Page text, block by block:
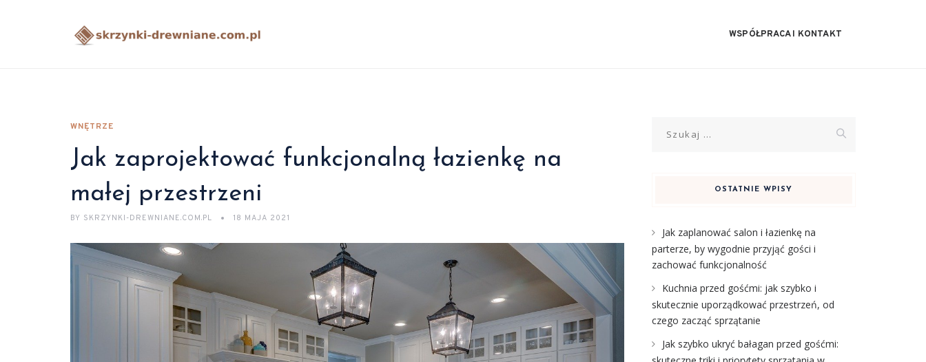
WSPÓŁPRACA I KONTAKT
WNĘTRZE
Jak zaprojektować funkcjonalną łazienkę na
małej przestrzeni
BY SKRZYNKI-DREWNIANE.COM.PL 18 MAJA 2021
OSTATNIE WPISY
Jak zaplanować salon i łazienkę na
parterze, by wygodnie przyjąć gości i
zachować funkcjonalność
Kuchnia przed gośćmi: jak szybko i
skutecznie uporządkować przestrzeń, od
czego zacząć sprzątanie
Jak szybko ukryć bałagan przed gośćmi: